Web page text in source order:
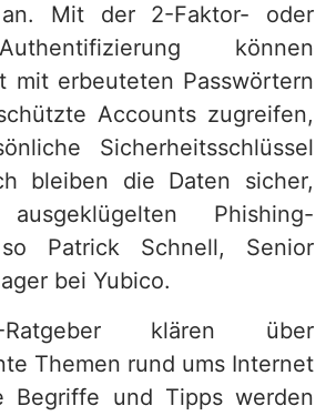
Mit der 2-Faktor- oder
Authentifizierung können
mit erbeuteten Passwörtern
Accounts zugreifen,
Sicherheitsschlüssel
bleiben die Daten sicher,
Phishing-
so Patrick Schnell, Senior
bei Yubico.
klären über
Themen rund ums Internet
Begriffe und Tipps werden